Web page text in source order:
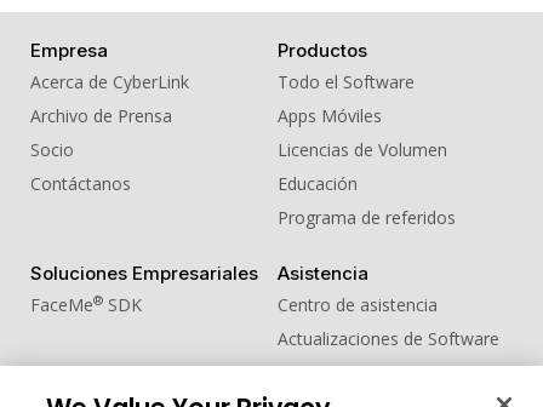
Empresa
Acerca de CyberLink
Archivo de Prensa
Socio
Contáctanos
Productos
Todo el Software
Apps Móviles
Licencias de Volumen
Educación
Programa de referidos
Soluciones Empresariales
FaceMe® SDK
Asistencia
Centro de asistencia
Actualizaciones de Software
Centro de Aprendizaje